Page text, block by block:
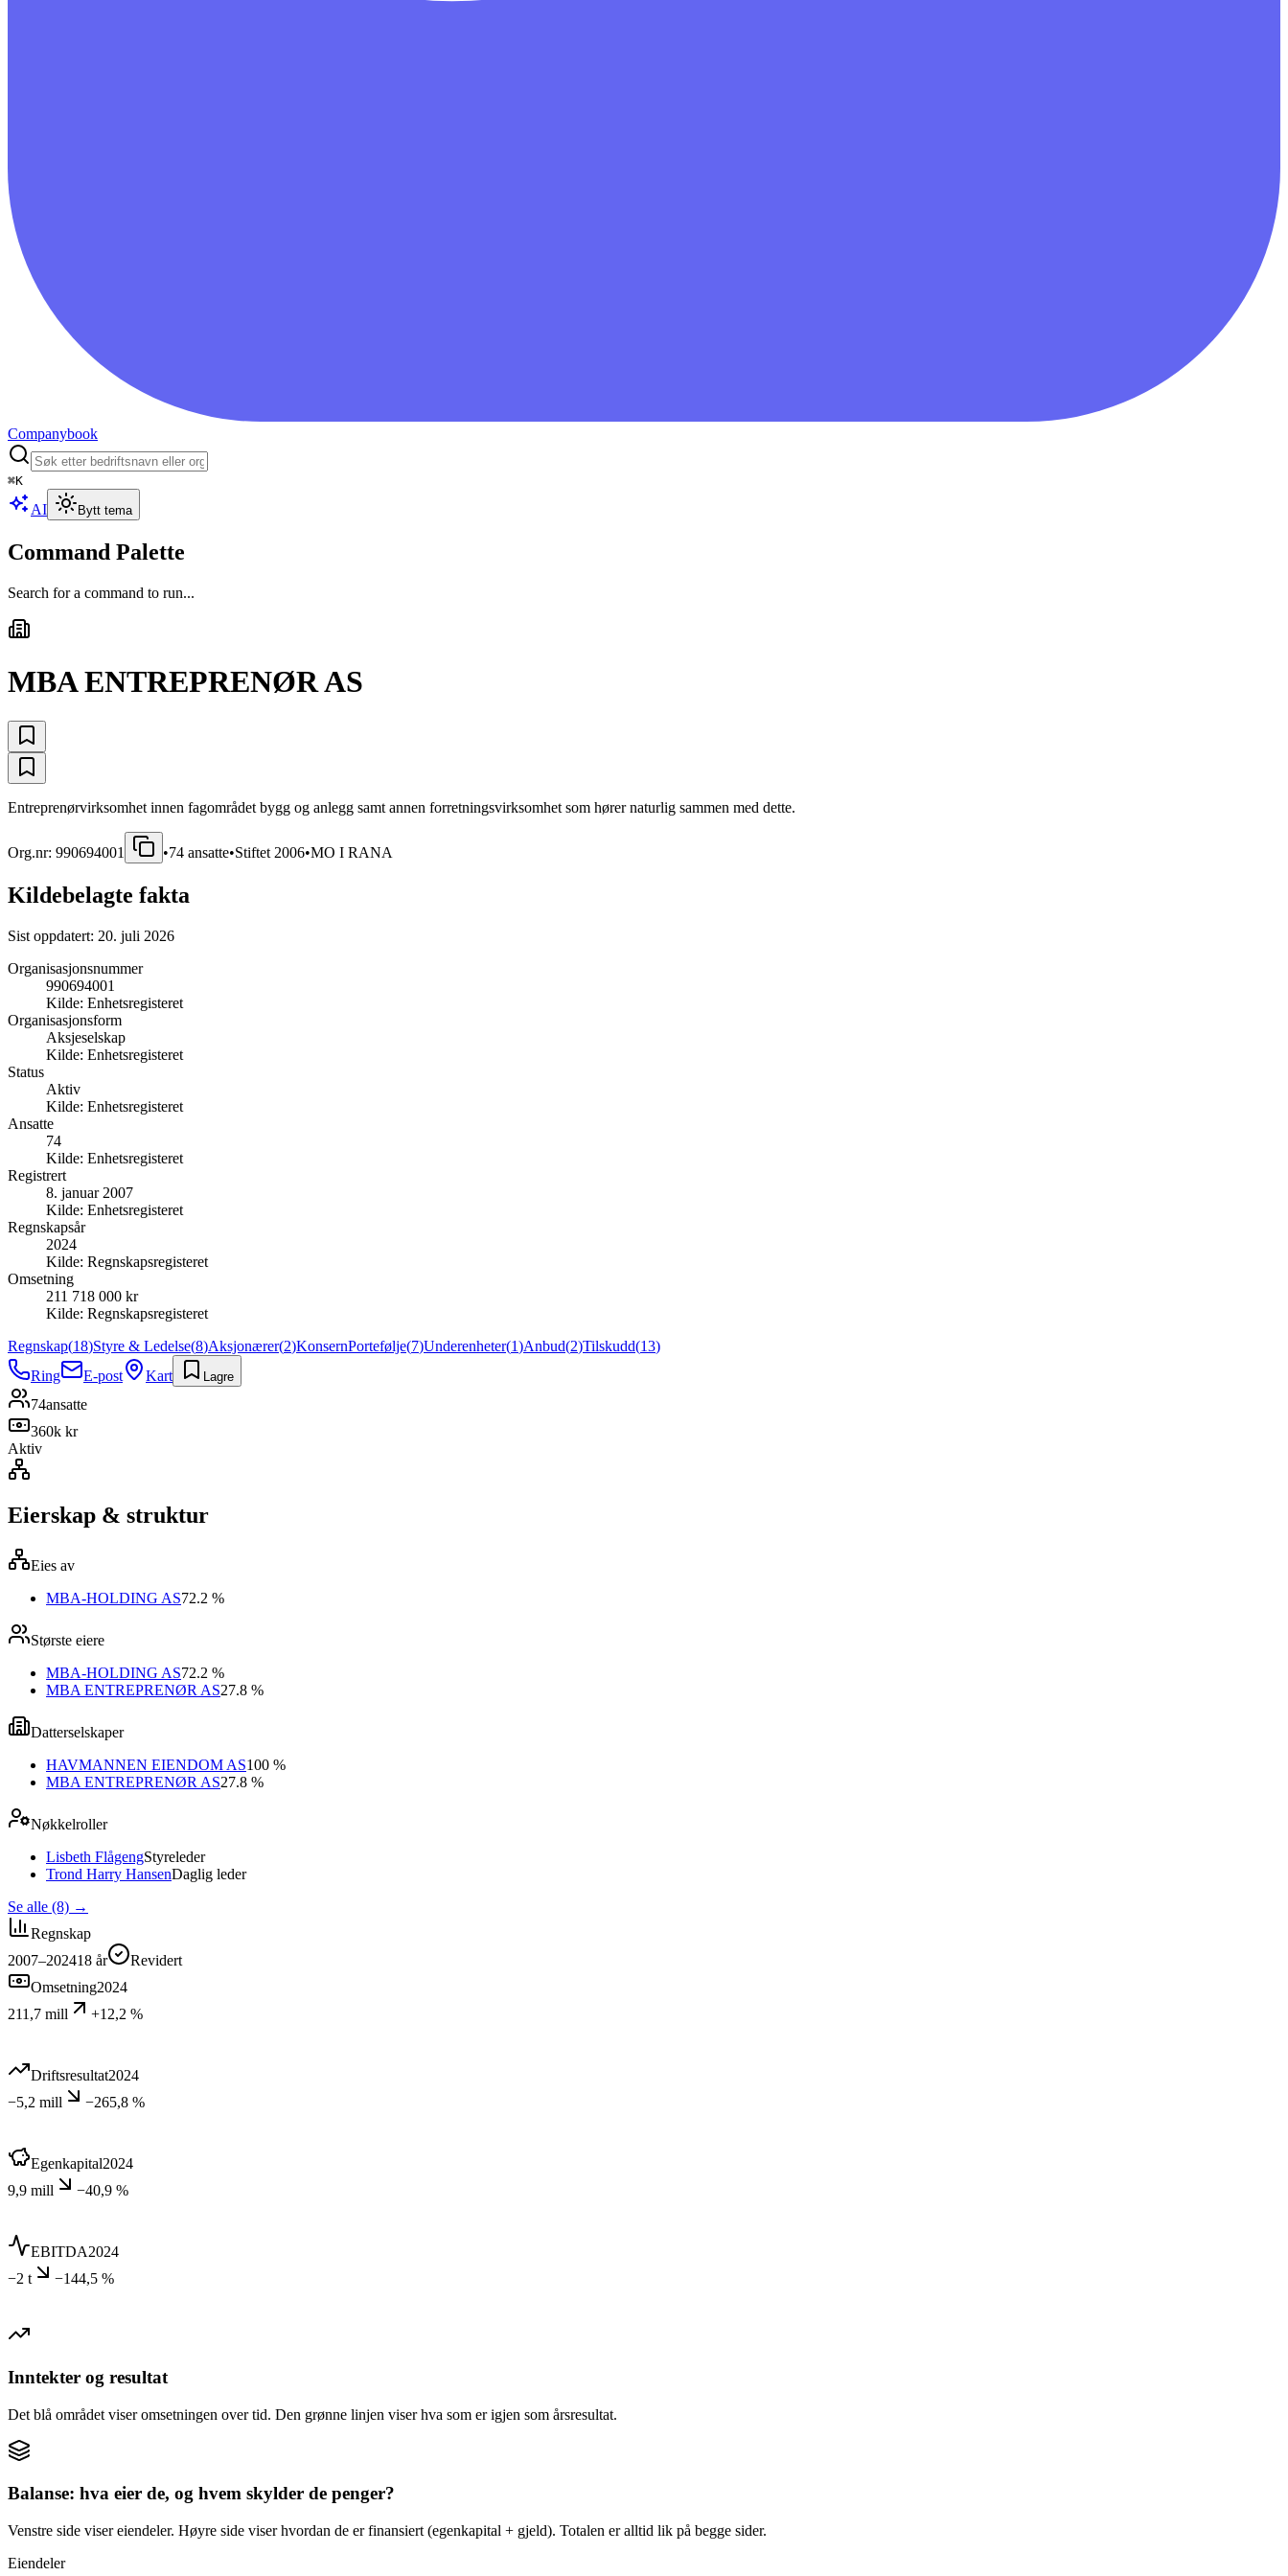
Companybook
⌘K
AI Bytt tema
Command Palette
Search for a command to run...
MBA ENTREPRENØR AS
Entreprenørvirksomhet innen fagområdet bygg og anlegg samt annen forretningsvirksomhet som hører naturlig sammen med dette.
Org.nr: 990694001 •74 ansatte•Stiftet 2006•MO I RANA
Kildebelagte fakta
Sist oppdatert: 20. juli 2026
Organisasjonsnummer
990694001
Kilde: Enhetsregisteret
Organisasjonsform
Aksjeselskap
Kilde: Enhetsregisteret
Status
Aktiv
Kilde: Enhetsregisteret
Ansatte
74
Kilde: Enhetsregisteret
Registrert
8. januar 2007
Kilde: Enhetsregisteret
Regnskapsår
2024
Kilde: Regnskapsregisteret
Omsetning
211 718 000 kr
Kilde: Regnskapsregisteret
Regnskap(18)Styre & Ledelse(8)Aksjonærer(2)KonsernPortefølje(7)Underenheter(1)Anbud(2)Tilskudd(13)
Ring
E-post Kart Lagre
74ansatte
360k kr
Aktiv
Eierskap & struktur
Eies av
MBA-HOLDING AS72.2 %
Største eiere
MBA-HOLDING AS72.2 %
MBA ENTREPRENØR AS27.8 %
Datterselskaper
HAVMANNEN EIENDOM AS100 %
MBA ENTREPRENØR AS27.8 %
Nøkkelroller
Lisbeth FlågengStyreleder
Trond Harry HansenDaglig leder
Se alle (8) →
Regnskap
2007–202418 år
Revidert
Omsetning2024
211,7 mill
+12,2 %
Driftsresultat2024
−5,2 mill
−265,8 %
Egenkapital2024
9,9 mill
−40,9 %
EBITDA2024
−2 t
−144,5 %
Inntekter og resultat
Det blå området viser omsetningen over tid. Den grønne linjen viser hva som er igjen som årsresultat.
Balanse: hva eier de, og hvem skylder de penger?
Venstre side viser eiendeler. Høyre side viser hvordan de er finansiert (egenkapital + gjeld). Totalen er alltid lik på begge sider.
Eiendeler